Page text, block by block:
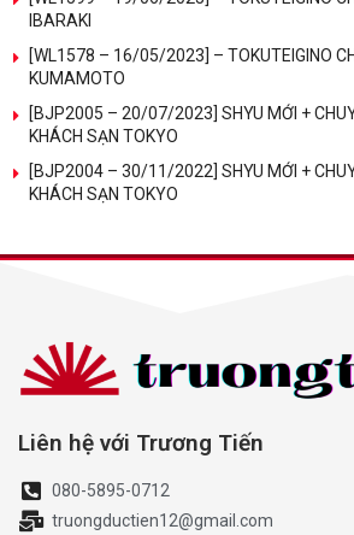
IBARAKI
[WL1578 – 16/05/2023] – TOKUTEIGINO
KUMAMOTO
[BJP2005 – 20/07/2023] SHYU MỚI +
KHÁCH SẠN TOKYO
[BJP2004 – 30/11/2022] SHYU MỚI +
KHÁCH SẠN TOKYO
Liên hệ với Trương Tiến
080-5895-0712
truongductien12@gmail.com